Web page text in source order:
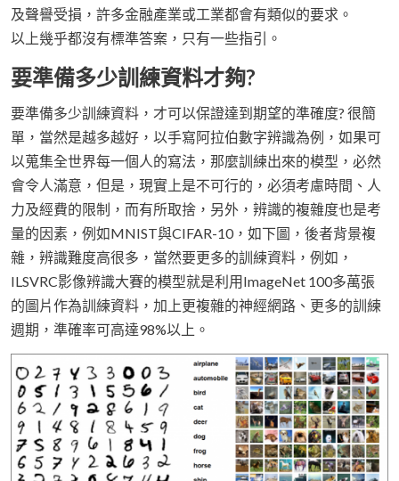
及聲譽受損，許多金融產業或工業都會有類似的要求。
以上幾乎都沒有標準答案，只有一些指引。
要準備多少訓練資料才夠?
要準備多少訓練資料，才可以保證達到期望的準確度? 很簡
單，當然是越多越好，以手寫阿拉伯數字辨識為例，如果可
以蒐集全世界每一個人的寫法，那麼訓練出來的模型，必然
會令人滿意，但是，現實上是不可行的，必須考慮時間、人
力及經費的限制，而有所取捨，另外，辨識的複雜度也是考
量的因素，例如MNIST與CIFAR-10，如下圖，後者背景複
雜，辨識難度高很多，當然要更多的訓練資料，例如，
ILSVRC影像辨識大賽的模型就是利用ImageNet 100多萬張
的圖片作為訓練資料，加上更複雜的神經網路、更多的訓練
週期，準確率可高達98%以上。